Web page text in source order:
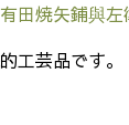
田焼矢鋪與
工芸品です。